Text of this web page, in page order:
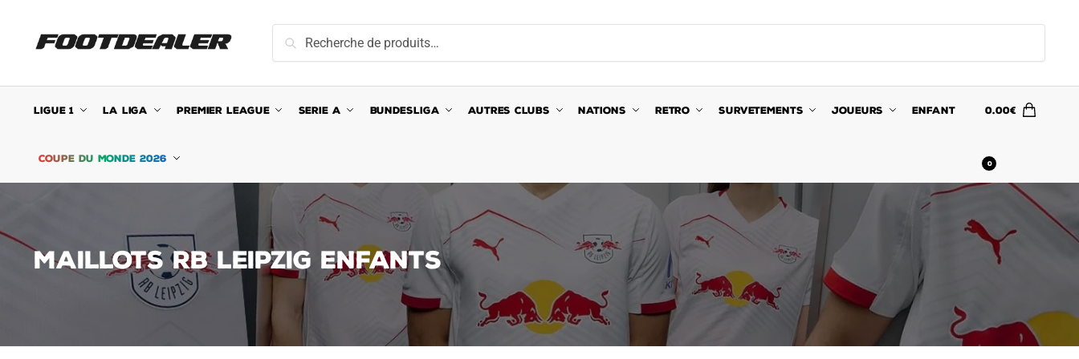
navigation
content
pour :
Recherche
LIGUE 1 LA LIGA PREMIER LEAGUE SERIE A BUNDESLIGA AUTRES CLUBS NATIONS RETRO SURVETEMENTS JOUEURS ENFANT
COUPE DU MONDE 2026
0.00€
0
MAILLOTS RB LEIPZIG ENFANTS